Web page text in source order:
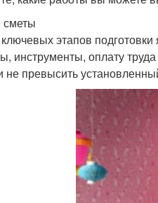
сметы
этапов
инструменты, оплату
не превысить